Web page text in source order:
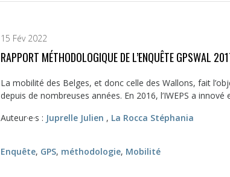
15 Fév 2022
RAPPORT MÉTHODOLOGIQUE DE L’ENQUÊTE GPSWAL
La mobilité des Belges, et donc celle des Wallons, fait
depuis de nombreuses années. En 2016, l’IWEPS a
Auteur·e·s : Juprelle Julien , La Rocca Stéphania
Enquête, GPS, méthodologie, Mobilité